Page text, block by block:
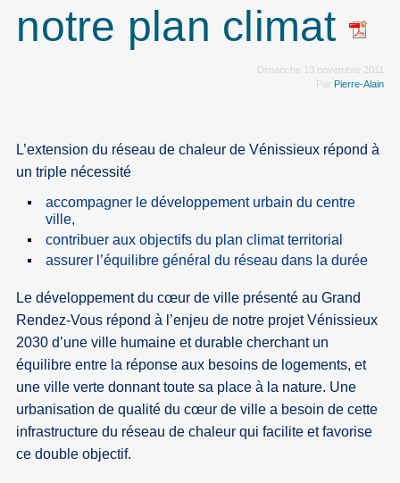
notre plan climat
Dimanche 13 novembre 2011
Par Pierre-Alain
L’extension du réseau de chaleur de Vénissieux répond à
un triple nécessité
accompagner le développement urbain du centre
ville,
contribuer aux objectifs du plan climat territorial
assurer l’équilibre général du réseau dans la durée
Le développement du cœur de ville présenté au Grand
Rendez-Vous répond à l’enjeu de notre projet Vénissieux
2030 d’une ville humaine et durable cherchant un
équilibre entre la réponse aux besoins de logements, et
une ville verte donnant toute sa place à la nature. Une
urbanisation de qualité du cœur de ville a besoin de cette
infrastructure du réseau de chaleur qui facilite et favorise
ce double objectif.